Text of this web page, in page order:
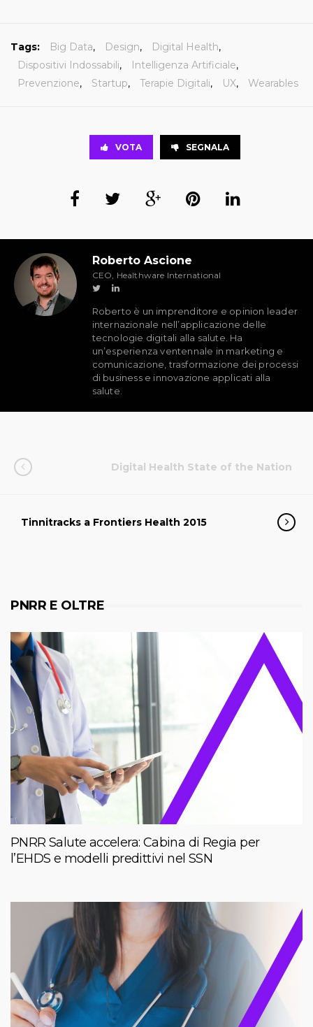
Tags: Big Data, Design, Digital Health,
Dispositivi Indossabili, Intelligenza Artificiale,
Prevenzione, Startup, Terapie Digitali, UX, Wearables
VOTA SEGNALA
Roberto Ascione
CEO, Healthware International
Roberto è un imprenditore e opinion leader
internazionale nell’applicazione delle
tecnologie digitali alla salute. Ha
un’esperienza ventennale in marketing e
comunicazione, trasformazione dei processi
di business e innovazione applicati alla
salute.
Digital Health State of the Nation
Tinnitracks a Frontiers Health 2015
PNRR E OLTRE
PNRR Salute accelera: Cabina di Regia per
l’EHDS e modelli predittivi nel SSN